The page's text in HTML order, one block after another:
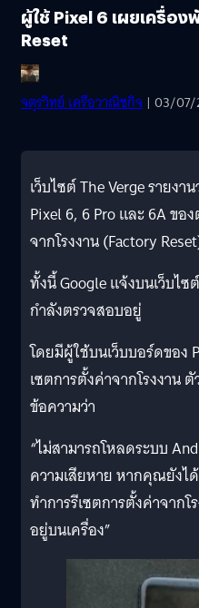
ผู้ใช้ Pixel 6 เผยเครื่อ
Reset
จตุรวิทย์ เครือวาณิชกิจ | 03/07/
เว็บไซต์ The Verge รายงา
Pixel 6, 6 Pro และ 6A ขอ
จากโรงงาน (Factory
ทั้งนี้ Google แจ้งบนเว็บไ
กำลังตรวจสอบอยู่
โดยมีผู้ใช้บนเว็บบอร์ดของ
เซตการตั้งค่าจากโรงงาน
ข้อความว่า
“ไม่สามารถโหลดระบบ
ความเสียหาย หากคุณยัง
ทำการรีเซตการตั้งค่าจาก
อยู่บนเครื่อง”